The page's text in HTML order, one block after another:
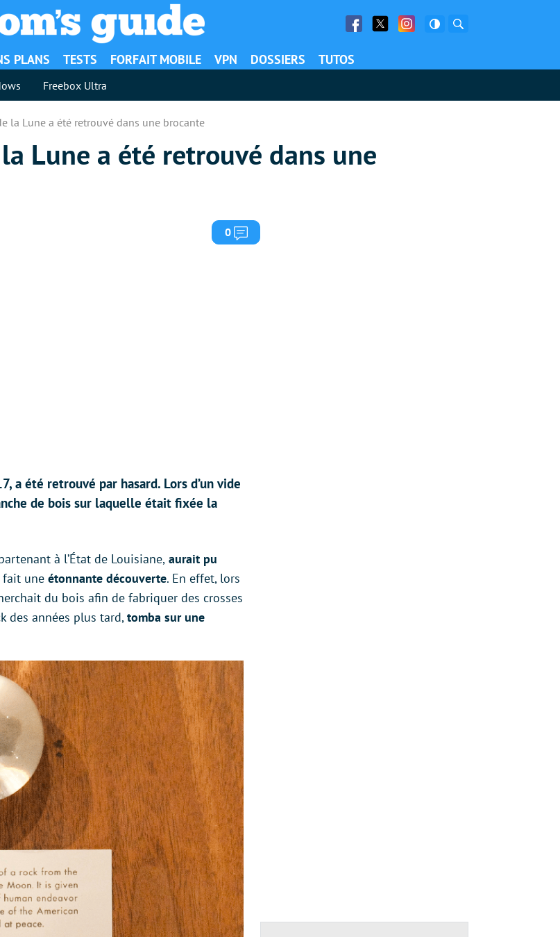
Facebook
Twitter Facebook
PLANS TESTS FORFAIT MOBILE VPN DOSSIERS TUTOS
Freebox Ultra
la Lune a été retrouvé dans une brocante
Lune a été retrouvé dans une
0 Commentaires
a été retrouvé par hasard. Lors d’un vide
de bois sur laquelle était fixée la
à l’État de Louisiane, aurait pu
fait une étonnante découverte. En effet, lors
du bois afin de fabriquer des crosses
des années plus tard,tomba sur une